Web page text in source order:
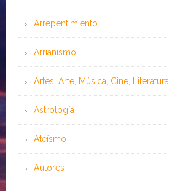
Arrepentimiento
Arrianismo
Artes: Arte, Música, Cine, Literatura
Astrología
Ateísmo
Autores